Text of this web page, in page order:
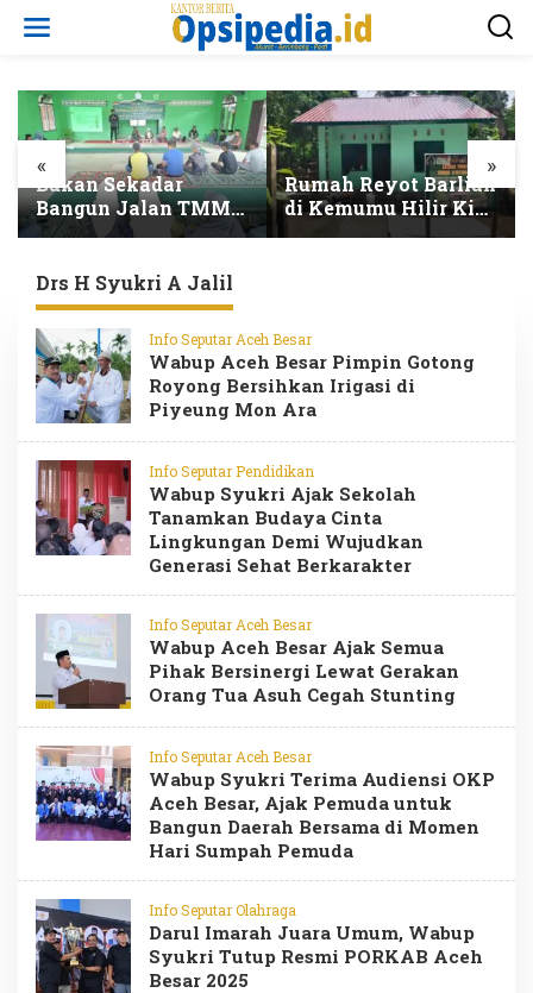
« »
Bukan Sekadar
Bangun Jalan TMMD
ke-129 Bekali Petani
Tingkatkan Hasil
Pertanian
Rumah Reyot Barlian
di Kemumu Hilir Kini
Berubah Total
Drs H Syukri A Jalil
Info Seputar Aceh Besar
Wabup Aceh Besar Pimpin Gotong
Royong Bersihkan Irigasi di
Piyeung Mon Ara
Info Seputar Pendidikan
Wabup Syukri Ajak Sekolah
Tanamkan Budaya Cinta
Lingkungan Demi Wujudkan
Generasi Sehat Berkarakter
Info Seputar Aceh Besar
Wabup Aceh Besar Ajak Semua
Pihak Bersinergi Lewat Gerakan
Orang Tua Asuh Cegah Stunting
Info Seputar Aceh Besar
Wabup Syukri Terima Audiensi OKP
Aceh Besar, Ajak Pemuda untuk
Bangun Daerah Bersama di Momen
Hari Sumpah Pemuda
Info Seputar Olahraga
Darul Imarah Juara Umum, Wabup
Syukri Tutup Resmi PORKAB Aceh
Besar 2025